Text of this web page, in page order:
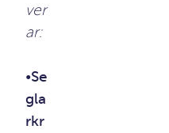
ver
ar:
•Se
gla
rkr